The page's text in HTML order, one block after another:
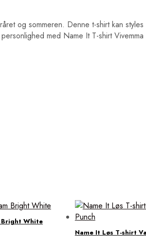
og sommeren. Denne t-shirt kan
med Name It T-shirt Vivemma
Bright White
Name It Løs T-shirt